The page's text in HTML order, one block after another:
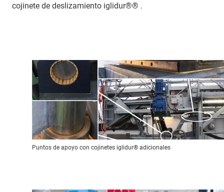
cojinete de deslizamiento iglidur®® .
Puntos de apoyo con cojinetes iglidur® adicionales